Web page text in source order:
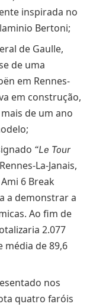
inspirada no
Bertoni;
de Gaulle,
de uma
em Rennes-
em construção,
de um ano
“Le Tour
La-Janais,
6 Break
a demonstrar a
Ao fim de
2.077
média de 89,6
nos
quatro faróis